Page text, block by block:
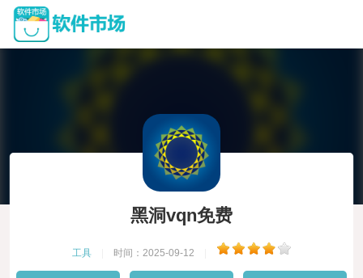
黑洞vqn免费
工具 时间：2025-09-12